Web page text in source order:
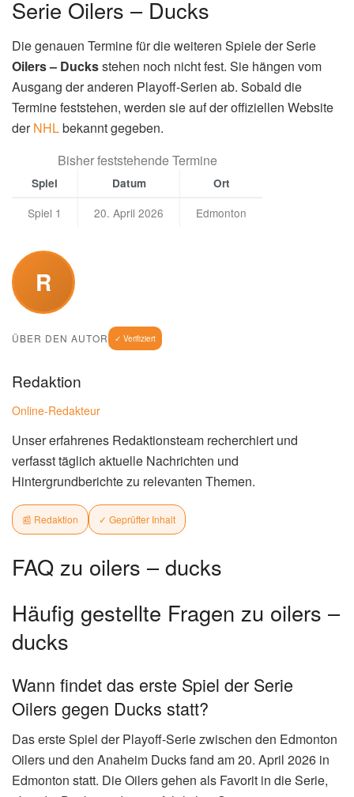
Serie Oilers – Ducks
Die genauen Termine für die weiteren Spiele der Serie
Oilers – Ducksstehen noch nicht fest. Sie hängen vom
Ausgang der anderen Playoff-Serien ab. Sobald die
Termine feststehen, werden sie auf der offiziellen Website
derNHLbekannt gegeben.
Bisher feststehende Termine
Spiel Datum Ort
Spiel 1 20. April 2026 Edmonton
R
ÜBER DEN AUTOR ✓ Verifiziert
Redaktion
Online-Redakteur
Unser erfahrenes Redaktionsteam recherchiert und
verfasst täglich aktuelle Nachrichten und
Hintergrundberichte zu relevanten Themen.
📰 Redaktion ✓ Geprüfter Inhalt
FAQ zu oilers – ducks
Häufig gestellte Fragen zu oilers –
ducks
Wann findet das erste Spiel der Serie
Oilers gegen Ducks statt?
Das erste Spiel der Playoff-Serie zwischen den Edmonton
Oilers und den Anaheim Ducks fand am 20. April 2026 in
Edmonton statt. Die Oilers gehen als Favorit in die Serie,